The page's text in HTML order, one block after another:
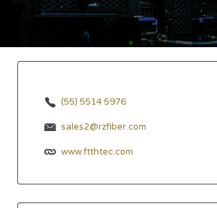
(55) 5514 5976
sales2@rzfiber.com
www.ftthtec.com